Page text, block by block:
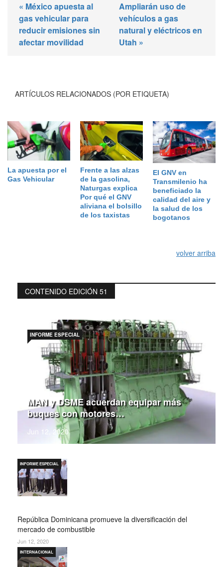
« México apuesta al
gas vehicular para
reducir emisiones sin
afectar movilidad
Ampliarán uso de
vehículos a gas
natural y eléctricos en
Utah »
ARTÍCULOS RELACIONADOS (POR ETIQUETA)
La apuesta por el
Gas Vehicular
Frente a las alzas
de la gasolina,
Naturgas explica
Por qué el GNV
aliviana el bolsillo
de los taxistas
El GNV en
Transmilenio ha
beneficiado la
calidad del aire y
la salud de los
bogotanos
volver arriba
CONTENIDO EDICIÓN 51
MAN y DSME acuerdan equipar más
buques con motores…
Jun 12, 2020
INFORME ESPECIAL
República Dominicana promueve la diversificación del
mercado de combustible
INFORME ESPECIAL
Jun 12, 2020
INTERNACIONAL